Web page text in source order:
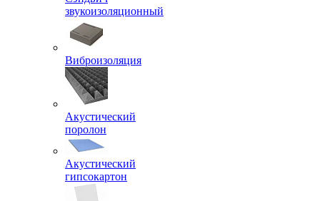
звукоизоляционный
Виброизоляция
Акустический
поролон
Акустический
гипсокартон